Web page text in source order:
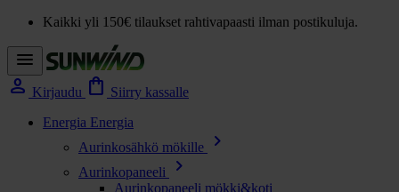
Kaikki yli 150€ tilaukset rahtivapaasti ilman postikuluja.
menu
person Kirjaudu shopping_bag Siirry kassalle
Energia Energia
Aurinkosähkö mökille
chevron_right
Aurinkopaneeli chevron_right
Aurinkopaneeli mökki&koti